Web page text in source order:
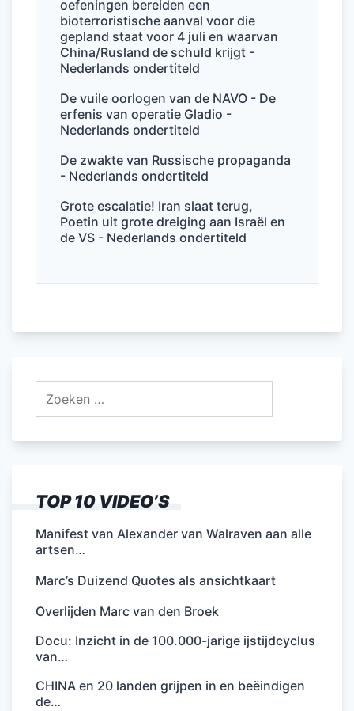
oefeningen bereiden een
bioterroristische aanval voor die
gepland staat voor 4 juli en waarvan
China/Rusland de schuld krijgt -
Nederlands ondertiteld
De vuile oorlogen van de NAVO - De
erfenis van operatie Gladio -
Nederlands ondertiteld
De zwakte van Russische propaganda
- Nederlands ondertiteld
Grote escalatie! Iran slaat terug,
Poetin uit grote dreiging aan Israël en
de VS - Nederlands ondertiteld
TOP 10 VIDEO’S
Manifest van Alexander van Walraven aan alle
artsen…
Marc’s Duizend Quotes als ansichtkaart
Overlijden Marc van den Broek
Docu: Inzicht in de 100.000-jarige ijstijdcyclus
van…
CHINA en 20 landen grijpen in en beëindigen
de…